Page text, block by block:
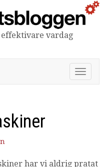
vardag
V
i
n
har vi aldrig pratat